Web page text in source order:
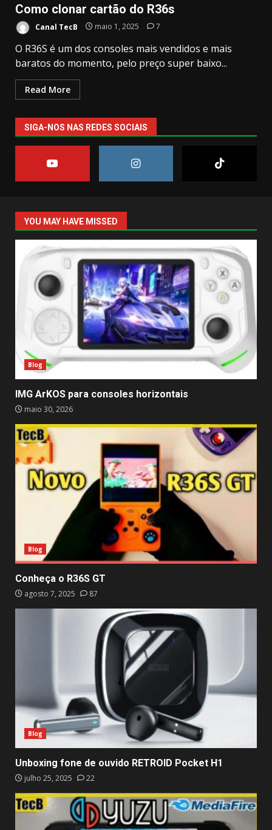
Como clonar cartão do R36s
Canal TecB maio 1, 2025 7
O R36S é um dos consoles mais vendidos e mais
baratos do momento, pelo preço super baixo...
Read More
SIGA-NOS NAS REDES SOCIAIS
YOU MAY HAVE MISSED
Blog
IMG ArKOS para consoles horizontais
maio 30, 2026
Blog
Conheça o R36S GT
agosto 7, 2025 87
Blog
Unboxing fone de ouvido RETROID Pocket H1
julho 25, 2025 22